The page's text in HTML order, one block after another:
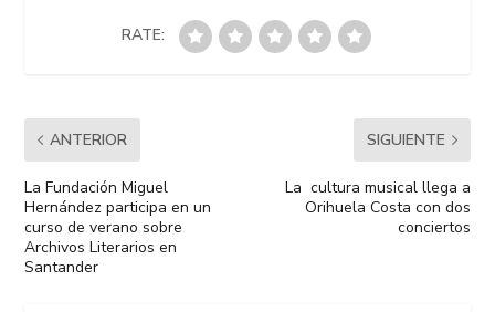
RATE:
ANTERIOR
La Fundación Miguel
Hernández participa en un
curso de verano sobre
Archivos Literarios en
Santander
SIGUIENTE
La cultura musical llega a
Orihuela Costa con dos
conciertos